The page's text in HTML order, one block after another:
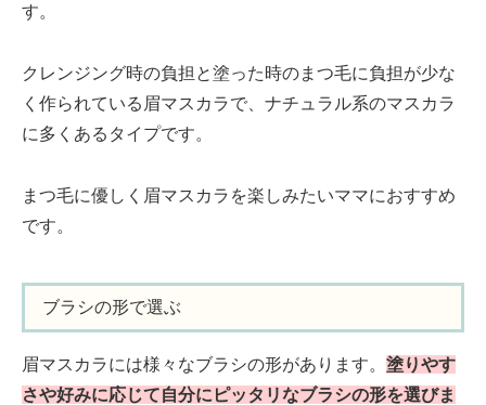
す。
クレンジング時の負担と塗った時のまつ毛に負担が少な
く作られている眉マスカラで、ナチュラル系のマスカラ
に多くあるタイプです。
まつ毛に優しく眉マスカラを楽しみたいママにおすすめ
です。
ブラシの形で選ぶ
眉マスカラには様々なブラシの形があります。 塗りやす
さや好みに応じて自分にピッタリなブラシの形を選びま